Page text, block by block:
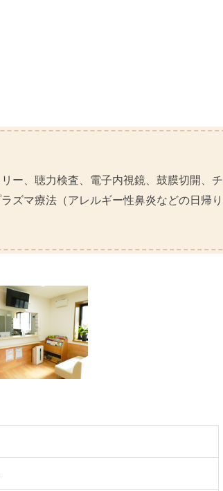
ー、聴力検査、電子内視鏡、鼓膜切開、チ
ズマ療法（アレルギー性鼻炎などの日帰り